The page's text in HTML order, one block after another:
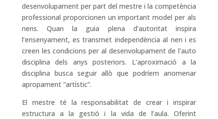
desenvolupament per part del mestre i la competència
professional proporcionen un important model per als
nens. Quan la guia plena d’autoritat inspira
l’ensenyament, es transmet independència al nen i es
creen les condicions per al desenvolupament de l’auto
disciplina dels anys posteriors. L’aproximació a la
disciplina busca seguir allò que podríem anomenar
apropament “artístic”.
El mestre té la responsabilitat de crear i inspirar
estructura a la gestió i la vida de l’aula. Oferint